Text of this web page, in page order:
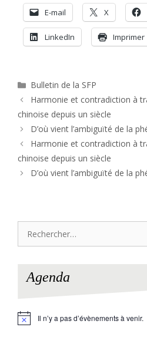
E-mail X
LinkedIn Imprimer
Catégories
Bulletin de la SFP
Harmonie et contradiction à
chinoise depuis un siècle
D’où vient l’ambiguïté de la
Harmonie et contradiction à
chinoise depuis un siècle
D’où vient l’ambiguïté de la
Agenda
N
Il n’y a pas d’évènements à venir.